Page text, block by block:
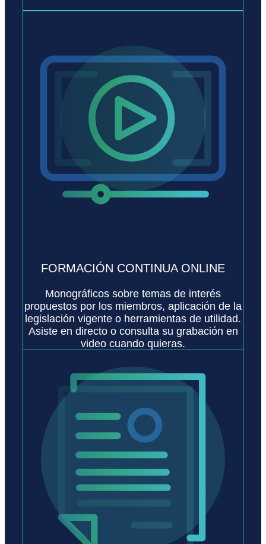
FORMACIÓN CONTINUA ONLINE
Monográficos sobre temas de interés
propuestos por los miembros, aplicación de la
legislación vigente o herramientas de utilidad.
Asiste en directo o consulta su grabación en
video cuando quieras.